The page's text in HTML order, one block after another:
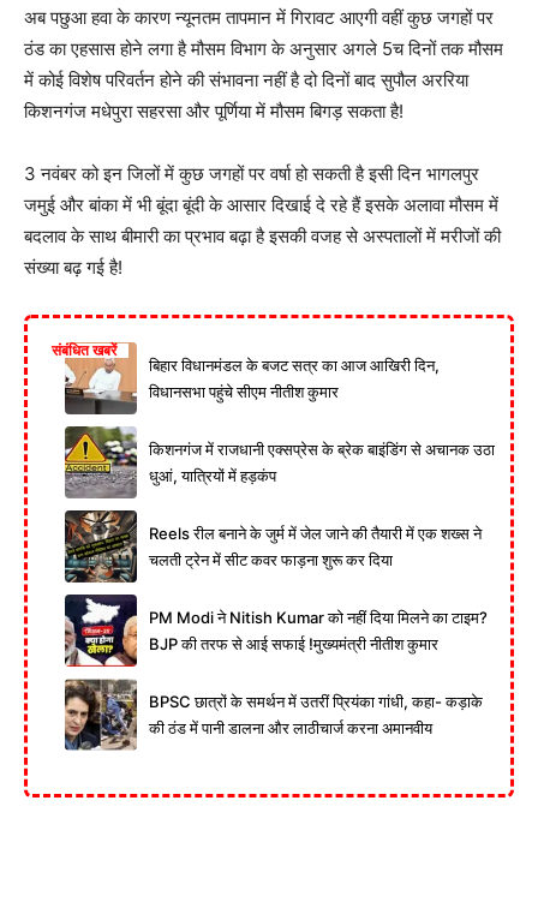
अब पछुआ हवा के कारण न्यूनतम तापमान में गिरावट आएगी वहीं कुछ जगहों पर
ठंड का एहसास होने लगा है मौसम विभाग के अनुसार अगले 5च दिनों तक मौसम
में कोई विशेष परिवर्तन होने की संभावना नहीं है दो दिनों बाद सुपौल अररिया
किशनगंज मधेपुरा सहरसा और पूर्णिया में मौसम बिगड़ सकता है!
3 नवंबर को इन जिलों में कुछ जगहों पर वर्षा हो सकती है इसी दिन भागलपुर
जमुई और बांका में भी बूंदा बूंदी के आसार दिखाई दे रहे हैं इसके अलावा मौसम में
बदलाव के साथ बीमारी का प्रभाव बढ़ा है इसकी वजह से अस्पतालों में मरीजों की
संख्या बढ़ गई है!
संबंधित खबरें
बिहार विधानमंडल के बजट सत्र का आज आखिरी दिन,
विधानसभा पहुंचे सीएम नीतीश कुमार
किशनगंज में राजधानी एक्सप्रेस के ब्रेक बाइंडिंग से अचानक उठा
धुआं, यात्रियों में हड़कंप
Reels रील बनाने के जुर्म में जेल जाने की तैयारी में एक शख्स ने
चलती ट्रेन में सीट कवर फाड़ना शुरू कर दिया
PM Modi ने Nitish Kumar को नहीं दिया मिलने का टाइम?
BJP की तरफ से आई सफाई !मुख्यमंत्री नीतीश कुमार
BPSC छात्रों के समर्थन में उतरीं प्रियंका गांधी, कहा- कड़ाके
की ठंड में पानी डालना और लाठीचार्ज करना अमानवीय